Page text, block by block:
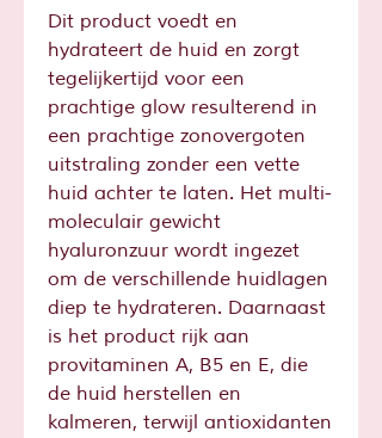
Dit product voedt en
hydrateert de huid en zorgt
tegelijkertijd voor een
prachtige glow resulterend in
een prachtige zonovergoten
uitstraling zonder een vette
huid achter te laten. Het multi-
moleculair gewicht
hyaluronzuur wordt ingezet
om de verschillende huidlagen
diep te hydrateren. Daarnaast
is het product rijk aan
provitaminen A, B5 en E, die
de huid herstellen en
kalmeren, terwijl antioxidanten